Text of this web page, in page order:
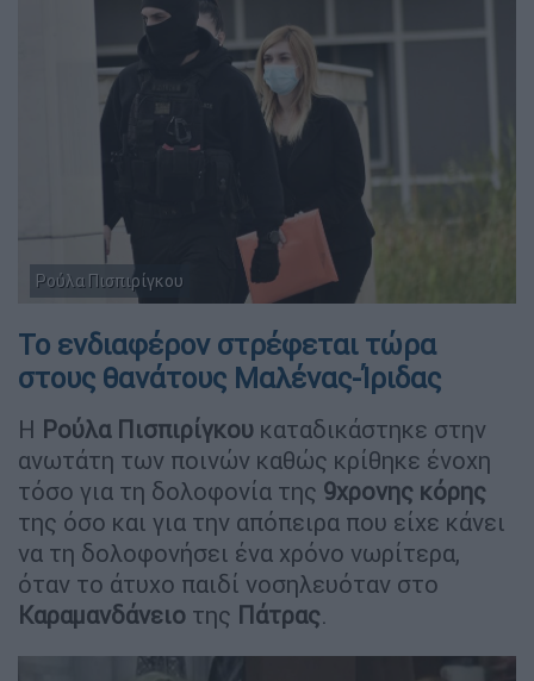
Ρούλα Πισπιρίγκου
Το ενδιαφέρον στρέφεται τώρα
στους θανάτους Μαλένας-Ίριδας
Η Ρούλα Πισπιρίγκου καταδικάστηκε στην
ανωτάτη των ποινών καθώς κρίθηκε ένοχη
τόσο για τη δολοφονία της 9χρονης κόρης
της όσο και για την απόπειρα που είχε κάνει
να τη δολοφονήσει ένα χρόνο νωρίτερα,
όταν το άτυχο παιδί νοσηλευόταν στο
Καραμανδάνειο της Πάτρας.